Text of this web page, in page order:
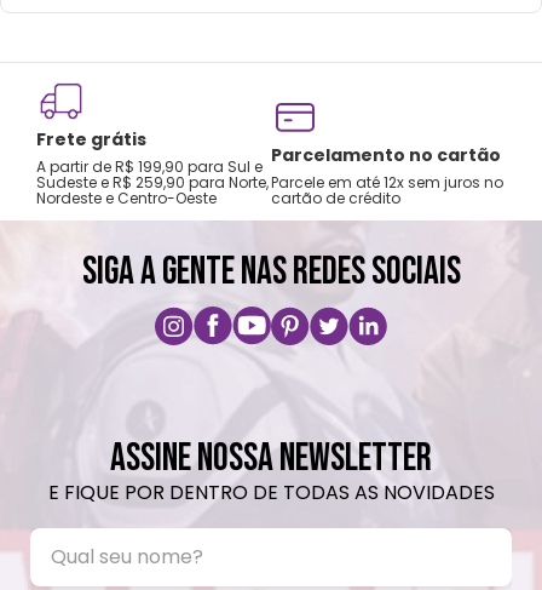
neutro.
Não vai ao micro-ondas.
Não utilizar produtos químicos e abrasivos.
Frete grátis
A partir de R$ 199,90 para Sul e
Sudeste e R$ 259,90 para Norte,
Nordeste e Centro-Oeste
Parcelamento no cartão
Parcele em até 12x sem juros no
cartão de crédito
SIGA A GENTE NAS REDES SOCIAIS
ASSINE NOSSA NEWSLETTER
E FIQUE POR DENTRO DE TODAS AS NOVIDADES